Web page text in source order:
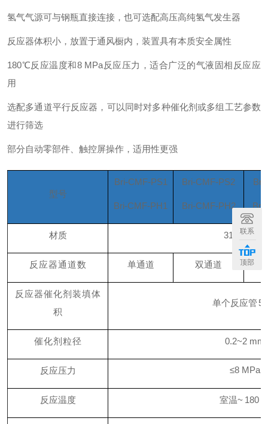
氢气气源可与钢瓶直接连接，也可选配高压高纯氢气发生器
反应器体积小，放置于通风橱内，装置具有本质安全属性
180℃反应温度和8 MPa反应压力，适合广泛的气液固相反应应
用
选配多通道平行反应器，可以同时对多种催化剂或多组工艺参数
进行筛选
部分自动零部件、触控屏操作，适用性更强
型号
Bri-CMF-PS1
Bri-CMF-PH1
Bri-CMF-PS2
Bri-CMF-PH2
材质 316L/C276
反应器通道数 单通道 双通道
反应器催化剂装填体
积
单个反应管 5
催化剂粒径 0.2~2 mm
反应压力 ≤8 MPa
反应温度 室温~ 180
联系
顶部